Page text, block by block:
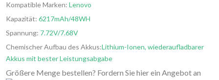
Kompatible Marken: Lenovo
Kapazität: 6217mAh/48WH
Spannung: 7.72V/7.68V
Chemischer Aufbau des Akkus:Lithium-Ionen, wiederaufladbarer
Akkus mit bester Leistungsabgabe
Größere Menge bestellen? Fordern Sie hier ein Angebot an